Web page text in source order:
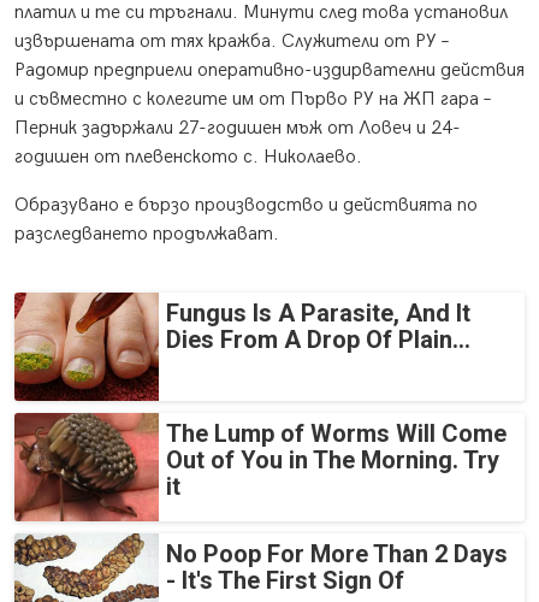
платил и те си тръгнали. Минути след това установил
извършената от тях кражба. Служители от РУ –
Радомир предприели оперативно-издирвателни действия
и съвместно с колегите им от Първо РУ на ЖП гара –
Перник задържали 27-годишен мъж от Ловеч и 24-
годишен от плевенското с. Николаево.
Образувано е бързо производство и действията по
разследването продължават.
Fungus Is A Parasite, And It
Dies From A Drop Of Plain...
The Lump of Worms Will Come
Out of You in The Morning. Try
it
No Poop For More Than 2 Days
- It's The First Sign Of